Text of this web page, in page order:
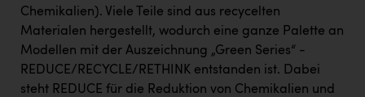
Chemikalien). Viele Teile sind aus recycelten
Materialen hergestellt, wodurch eine ganze Palette an
Modellen mit der Auszeichnung „Green Series“ -
REDUCE/RECYCLE/RETHINK entstanden ist. Dabei
steht REDUCE für die Reduktion von Chemikalien und